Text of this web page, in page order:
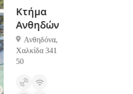
Κτήμα
Ανθηδών
Ανθηδόνα,
Χαλκίδα 341
50